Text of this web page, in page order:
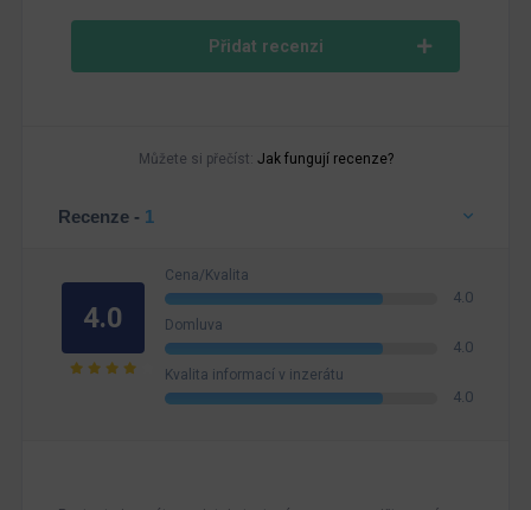
Přidat recenzi
Můžete si přečíst: Jak fungují recenze?
Recenze - 1
4.0
Cena/Kvalita
4.0
Domluva
4.0
Kvalita informací v inzerátu
4.0